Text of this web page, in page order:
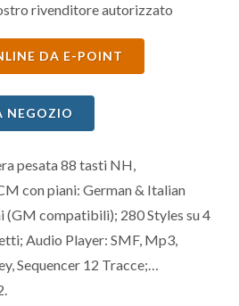
rivenditore autorizzato
DA E-POINT
NEGOZIO
pesata 88 tasti NH,
con piani: German & Italian
(GM compatibili); 280 Styles su 4
Audio Player: SMF, Mp3,
Sequencer 12 Tracce;